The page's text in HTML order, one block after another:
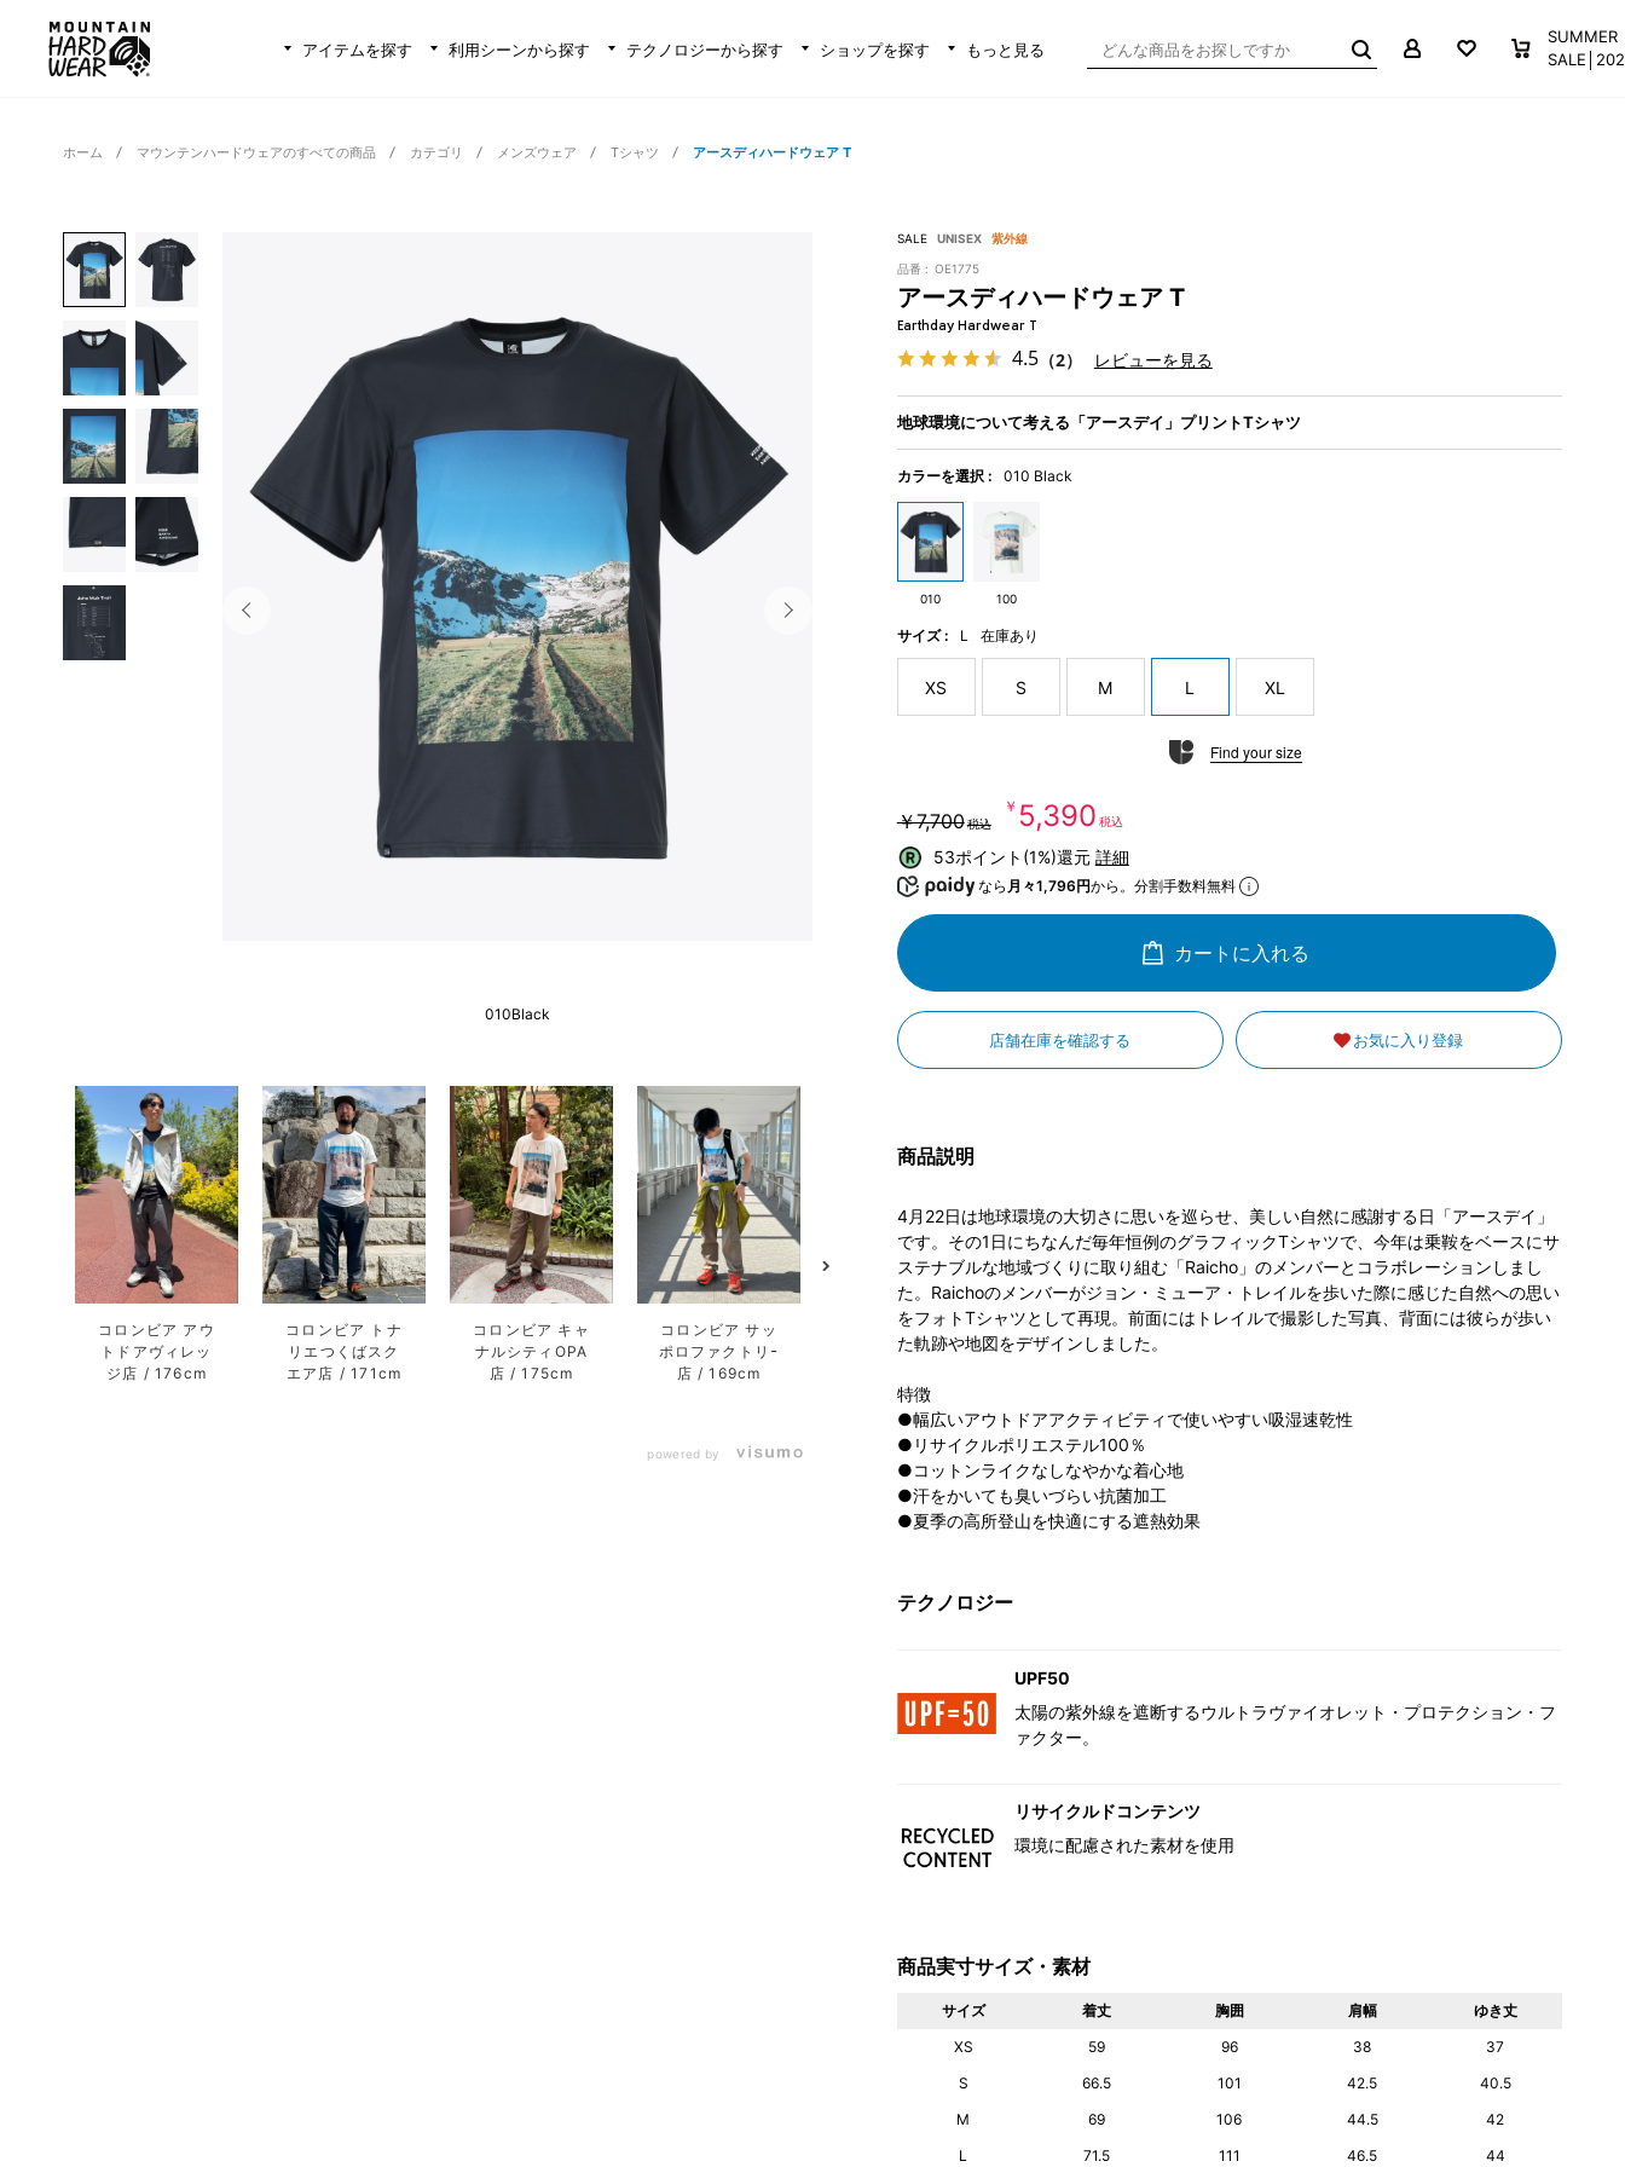
アイテムを探す 利用シーンから探す テクノロジーから探す ショップを探す もっと見る
お気に入り買い物か
SUMMER
ホーム マウンテンハードウェアのすべての商品 カテゴリ メンズウェア Tシャツ アースディハードウェア T
010Black
コロンビア アウ
トドアヴィレッ
ジ店
176cm
コロンビア トナ
リエつくばスク
エア店
171cm
コロンビア キャ
ナルシティOPA
店
175cm
コロンビア サッ
ポロファクトリｰ
店
169cm
MOUNTAIN
HARAJUKU
154cm
powered by
SALE UNISEX 紫外線
品番 : OE1775
アースディハードウェア T
Earthday Hardwear T
4.5（2） レビューを見る
地球環境について考える「アースデイ」プリントTシャツ
カラーを選択 : 010 Black
010 100
サイズ : L 在庫あり
XS S M L XL
Find your size
￥7,700税込 ￥5,390 税込
53ポイント(1%)還元 詳細
なら 月々1,796円から。分割手数料無料
カートに入れる
店舗在庫を確認する お気に入り登録
商品説明
4月22日は地球環境の大切さに思いを巡らせ、美しい自然に感謝する日「アースデイ」
です。その1日にちなんだ毎年恒例のグラフィックTシャツで、今年は乗鞍をベースにサ
ステナブルな地域づくりに取り組む「Raicho」のメンバーとコラボレーションしまし
た。Raichoのメンバーがジョン・ミューア・トレイルを歩いた際に感じた自然への思い
をフォトTシャツとして再現。前面にはトレイルで撮影した写真、背面には彼らが歩い
た軌跡や地図をデザインしました。
特徴
●幅広いアウトドアアクティビティで使いやすい吸湿速乾性
●リサイクルポリエステル100％
●コットンライクなしなやかな着心地
●汗をかいても臭いづらい抗菌加工
●夏季の高所登山を快適にする遮熱効果
テクノロジー
UPF50
太陽の紫外線を遮断するウルトラヴァイオレット・プロテクション・フ
ァクター。
リサイクルドコンテンツ
環境に配慮された素材を使用
商品実寸サイズ・素材
サイズ 着丈 胸囲 肩幅
ゆき丈
XS
59 96 38
37
S
66.5 101 42.5
40.5
M
69 106 44.5
42
L
71.5 111 46.5 44